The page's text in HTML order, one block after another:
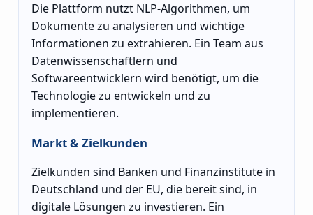
Die Plattform nutzt NLP-Algorithmen, um
Dokumente zu analysieren und wichtige
Informationen zu extrahieren. Ein Team aus
Datenwissenschaftlern und
Softwareentwicklern wird benötigt, um die
Technologie zu entwickeln und zu
implementieren.
Markt & Zielkunden
Zielkunden sind Banken und Finanzinstitute in
Deutschland und der EU, die bereit sind, in
digitale Lösungen zu investieren. Ein